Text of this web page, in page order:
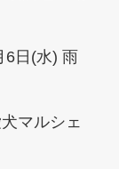
6日(水) 雨
マルシェ